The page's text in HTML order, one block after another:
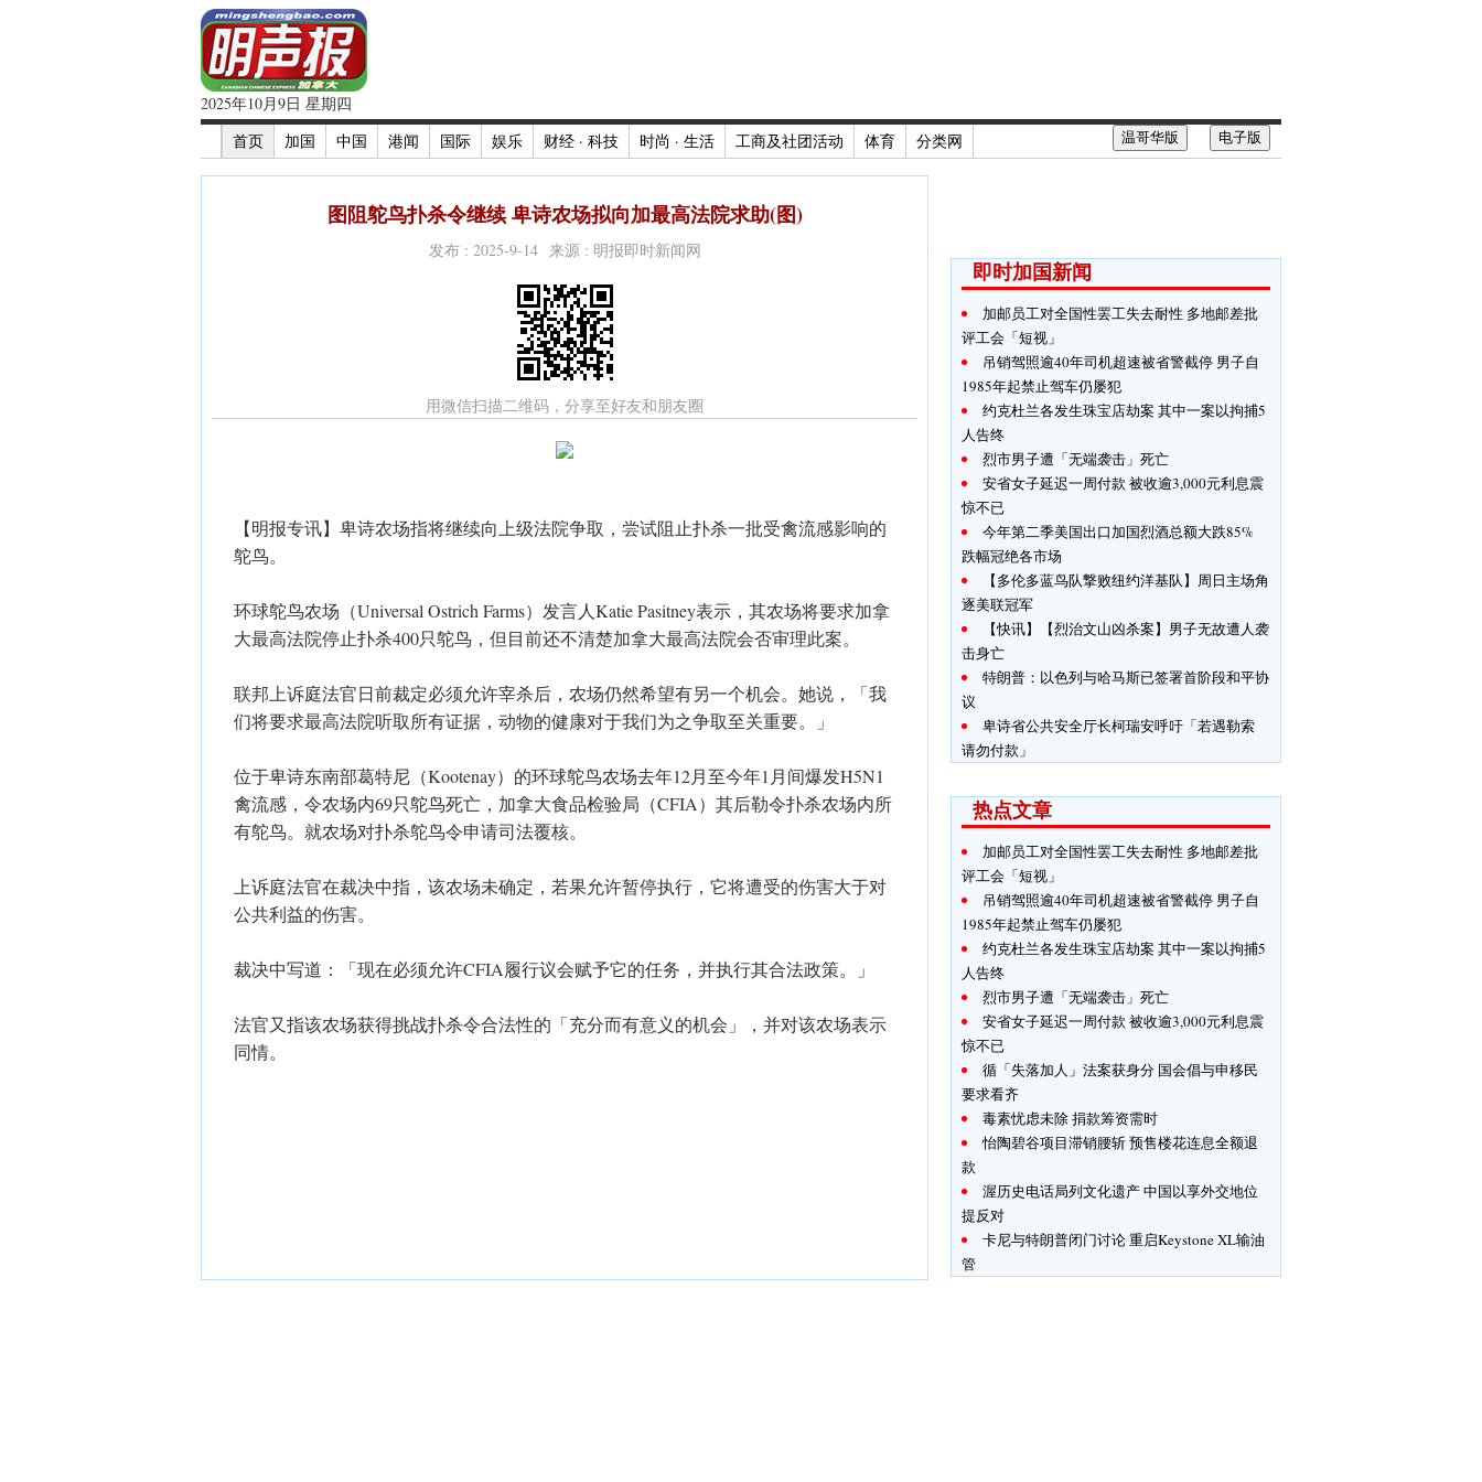
2025年10月9日 星期四
首页
加国 中国 港闻 国际 娱乐 财经 · 科技 时尚 · 生活 工商及社团活动 体育 分类网 电子版
温哥华版
图阻鸵鸟扑杀令继续 卑诗农场拟向加最高法院求助(图)
发布 : 2025-9-14 来源 : 明报即时新闻网
用微信扫描二维码，分享至好友和朋友圈
【明报专讯】卑诗农场指将继续向上级法院争取，尝试阻止扑杀一批受禽流感影响的
鸵鸟。
环球鸵鸟农场（Universal Ostrich Farms）发言人Katie Pasitney表示，其农场将要求加拿
大最高法院停止扑杀400只鸵鸟，但目前还不清楚加拿大最高法院会否审理此案。
联邦上诉庭法官日前裁定必须允许宰杀后，农场仍然希望有另一个机会。她说，「我
们将要求最高法院听取所有证据，动物的健康对于我们为之争取至关重要。」
位于卑诗东南部葛特尼（Kootenay）的环球鸵鸟农场去年12月至今年1月间爆发H5N1
禽流感，令农场内69只鸵鸟死亡，加拿大食品检验局（CFIA）其后勒令扑杀农场内所
有鸵鸟。就农场对扑杀鸵鸟令申请司法覆核。
上诉庭法官在裁决中指，该农场未确定，若果允许暂停执行，它将遭受的伤害大于对
公共利益的伤害。
裁决中写道：「现在必须允许CFIA履行议会赋予它的任务，并执行其合法政策。」
法官又指该农场获得挑战扑杀令合法性的「充分而有意义的机会」，并对该农场表示
同情。
即时加国新闻
加邮员工对全国性罢工失去耐性 多地邮差批
评工会「短视」
吊销驾照逾40年司机超速被省警截停 男子自
1985年起禁止驾车仍屡犯
约克杜兰各发生珠宝店劫案 其中一案以拘捕5
人告终
烈市男子遭「无端袭击」死亡
安省女子延迟一周付款 被收逾3,000元利息震
惊不已
今年第二季美国出口加国烈酒总额大跌85%
跌幅冠绝各市场
【多伦多蓝鸟队撃败纽约洋基队】周日主场角
逐美联冠军
【快讯】【烈治文山凶杀案】男子无故遭人袭
击身亡
特朗普：以色列与哈马斯已签署首阶段和平协
议
卑诗省公共安全厅长柯瑞安呼吁「若遇勒索
请勿付款」
热点文章
加邮员工对全国性罢工失去耐性 多地邮差批
评工会「短视」
吊销驾照逾40年司机超速被省警截停 男子自
1985年起禁止驾车仍屡犯
约克杜兰各发生珠宝店劫案 其中一案以拘捕5
人告终
烈市男子遭「无端袭击」死亡
安省女子延迟一周付款 被收逾3,000元利息震
惊不已
循「失落加人」法案获身分 国会倡与申移民
要求看齐
毒素忧虑未除 捐款筹资需时
怡陶碧谷项目滞销腰斩 预售楼花连息全额退
款
渥历史电话局列文化遗产 中国以享外交地位
提反对
卡尼与特朗普闭门讨论 重启Keystone XL输油
管